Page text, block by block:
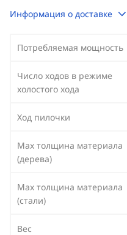
Информация о доставке
Потребляемая мощность
Число ходов в режиме
холостого хода
Ход пилочки
Max толщина материала
(дерева)
Max толщина материала
(стали)
Вес